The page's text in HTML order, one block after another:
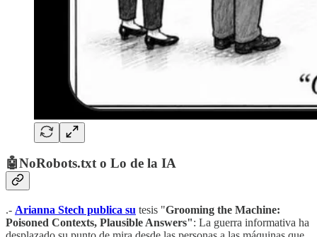
🤖NoRobots.txt o Lo de la IA
.- Arianna Stech publica su tesis "Grooming the Machine:
Poisoned Contexts, Plausible Answers": La guerra informativa ha